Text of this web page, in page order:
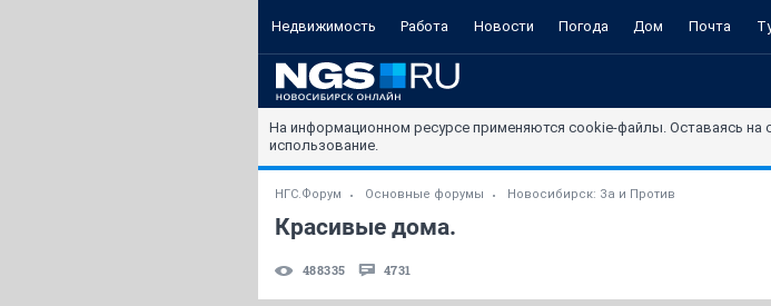
Недвижимость Работа Новости Погода Дом Почта
На информационном ресурсе применяются cookie-файлы. Оставаясь на
использование.
НГС.Форум Основные форумы Новосибирск: За и Против
Красивые дома.
488335 4731